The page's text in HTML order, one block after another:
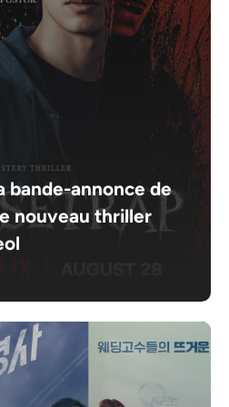
bande-annonce de
nouveau thriller